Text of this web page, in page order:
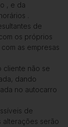
, e da
.
de
os próprios
as empresas
cliente não se
dando
no autocarro
de
alterações serão